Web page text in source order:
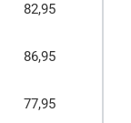
82,95
86,95
77,95